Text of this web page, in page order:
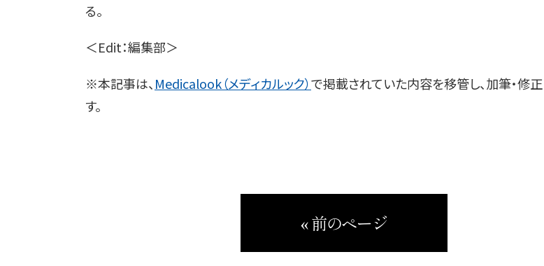
る。
＜Edit：編集部＞
※本記事は、 Medicalook（メディカルック）で掲載されていた内容を移管し、加筆・修
す。
« 前のページ